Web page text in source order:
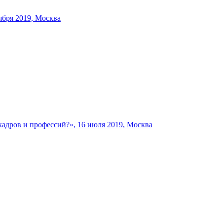
2019, Москва
и профессий?», 16 июля 2019, Москва